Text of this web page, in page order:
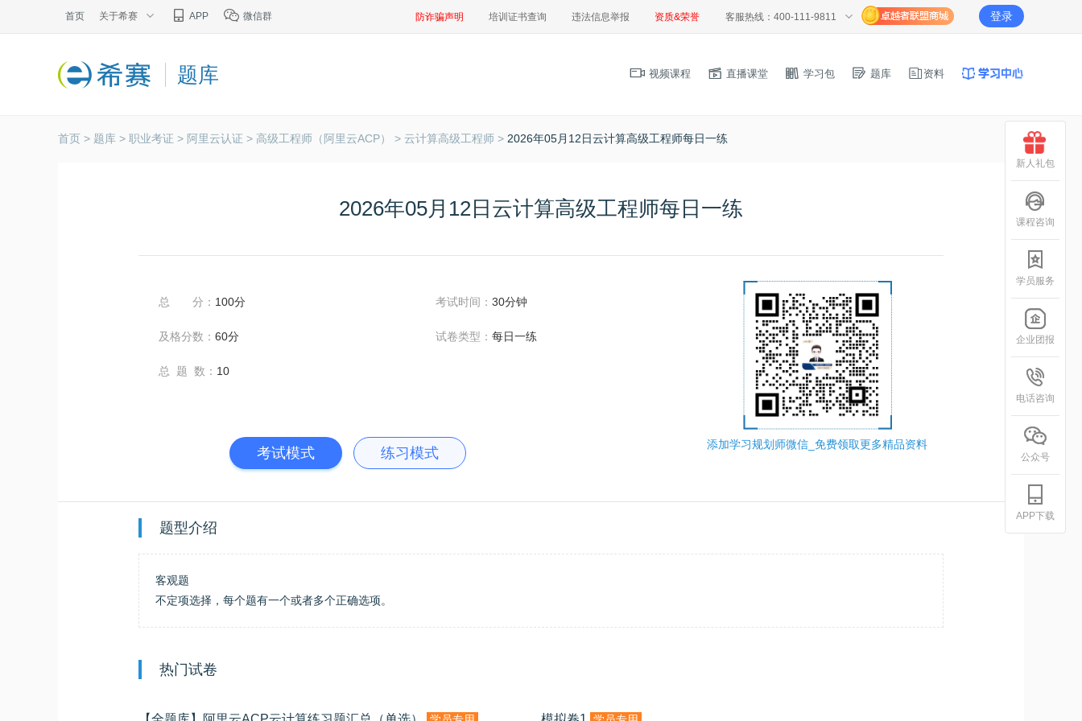
首页 关于希赛 APP 微信群 防诈骗声明 培训证书查询 违法信息举报 资质&荣誉 客服热线：400-111-9811 登录
题库 视频课程 直播课堂 学习包 题库 资料
首页 > 题库 > 职业考证 > 阿里云认证 > 高级工程师（阿里云ACP） > 云计算高级工程师 > 2026年05月12日云计算高级工程师每日一练
2026年05月12日云计算高级工程师每日一练
总 分： 100分
及格分数： 60分
总 题 数： 10
考试时间： 30分钟
试卷类型： 每日一练
考试模式 练习模式
添加学习规划师微信_免费领取更多精品资料
题型介绍
客观题
不定项选择，每个题有一个或者多个正确选项。
热门试卷
新人礼包
课程咨询
学员服务
企业团报
电话咨询
公众号
APP下载